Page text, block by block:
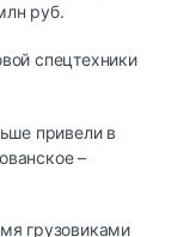
руб.
спецтехники
привели в
–
грузовиками